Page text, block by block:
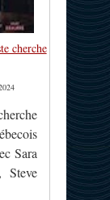
cherche
Sara
Steve